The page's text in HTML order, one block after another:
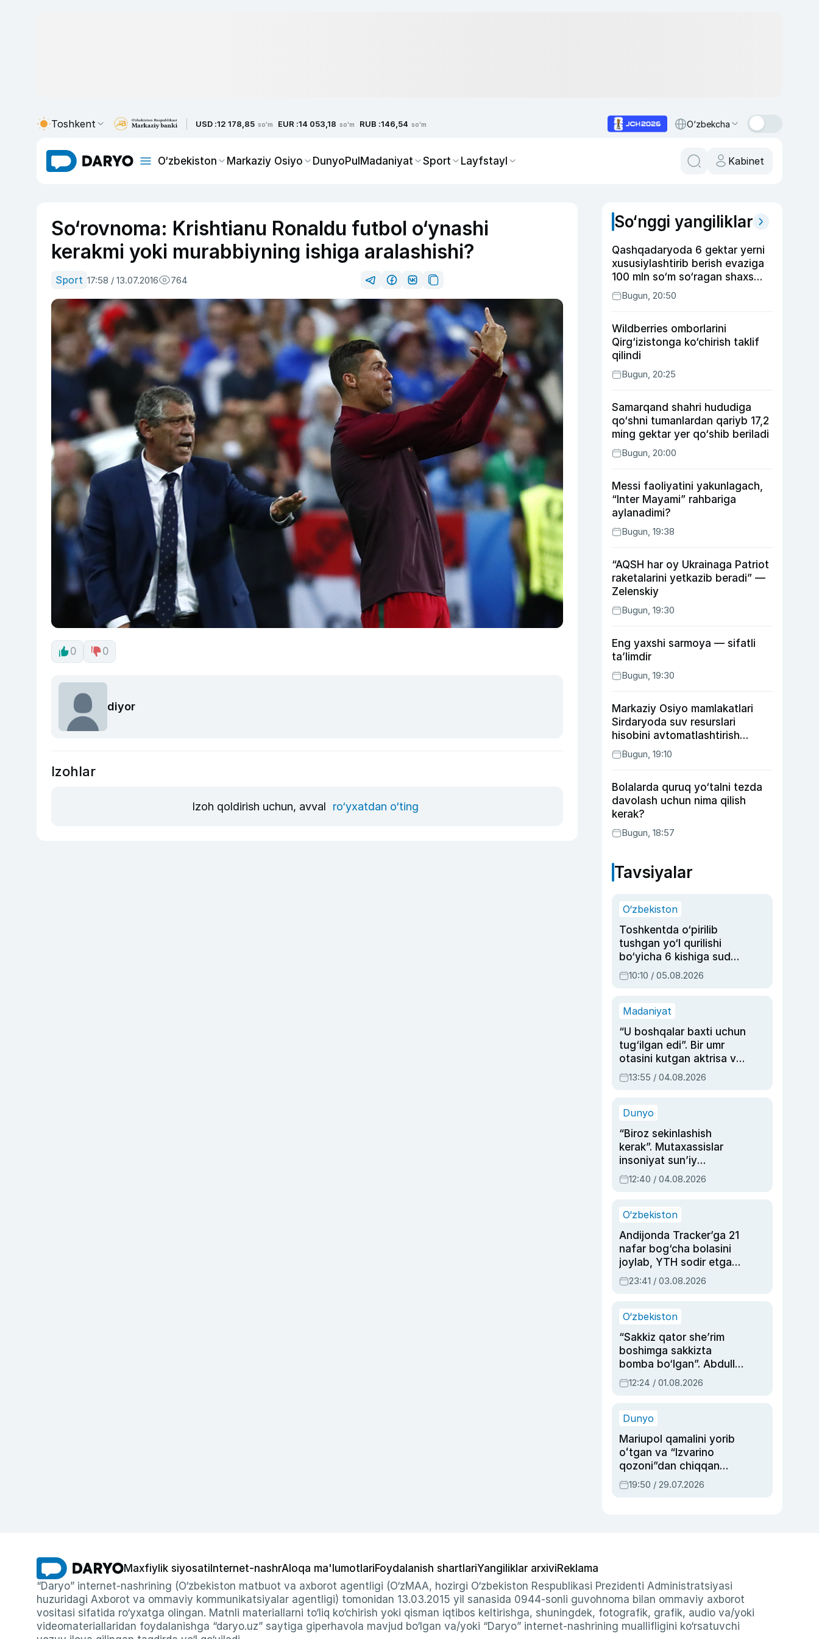
Toshkent USD :12 178,85 so'm EUR :14 053,18 so'm RUB :146,54 so'm O‘zbekcha
O‘zbekiston Markaziy Osiyo DunyoPulMadaniyat Sport Layfstayl Kabinet
So‘rovnoma: Krishtianu Ronaldu futbol o‘ynashi
kerakmi yoki murabbiyning ishiga aralashishi?
Sport 17:58 / 13.07.2016 764
0 0
diyor
Izohlar
Izoh qoldirish uchun, avval ro‘yxatdan o‘ting
So‘nggi yangiliklar
Qashqadaryoda 6 gektar yerni
xususiylashtirib berish evaziga
100 mln so‘m so‘ragan shaxs
ushlandi
Bugun, 20:50
Wildberries omborlarini
Qirg‘izistonga ko‘chirish taklif
qilindi
Bugun, 20:25
Samarqand shahri hududiga
qo‘shni tumanlardan qariyb 17,2
ming gektar yer qo‘shib beriladi
Bugun, 20:00
Messi faoliyatini yakunlagach,
“Inter Mayami” rahbariga
aylanadimi?
Bugun, 19:38
“AQSH har oy Ukrainaga Patriot
raketalarini yetkazib beradi” —
Zelenskiy
Bugun, 19:30
Eng yaxshi sarmoya — sifatli
ta’limdir
Bugun, 19:30
Markaziy Osiyo mamlakatlari
Sirdaryoda suv resurslari
hisobini avtomatlashtirish
rejasini ishlab chiqishni
ma’qulladi
Bugun, 19:10
Bolalarda quruq yo‘talni tezda
davolash uchun nima qilish
kerak?
Bugun, 18:57
Tavsiyalar
O‘zbekiston
Toshkentda o‘pirilib
tushgan yo‘l qurilishi
bo‘yicha 6 kishiga sud
hukmi o‘qildi
10:10 / 05.08.2026
Madaniyat
“U boshqalar baxti uchun
tug‘ilgan edi”. Bir umr
otasini kutgan aktrisa va
dublyaj ustasi Rimma
Ahmedovaning
13:55 / 04.08.2026
Dunyo
“Biroz sekinlashish
kerak”. Mutaxassislar
insoniyat sun’iy
intellektni boshqara
olmay qolishidan xavotir
12:40 / 04.08.2026
O‘zbekiston
Andijonda Tracker’ga 21
nafar bog‘cha bolasini
joylab, YTH sodir etgan
ayolga sud hukmi o‘qildi
23:41 / 03.08.2026
O‘zbekiston
“Sakkiz qator she’rim
boshimga sakkizta
bomba bo‘lgan”. Abdulla
Oripovni siyosiy
ayblovlardan asrab
12:24 / 01.08.2026
Dunyo
Mariupol qamalini yorib
oʻtgan va “Izvarino
qozoni”dan chiqqan
qahramon — Ukraina
armiyasi bosh
19:50 / 29.07.2026
Maxfiylik siyosati Internet-nashrAloqa ma'lumotlariFoydalanish shartlariYangiliklar arxiviReklama
“Daryo” internet-nashrining (O‘zbekiston matbuot va axborot agentligi (O‘zMAA, hozirgi O‘zbekiston Respublikasi Prezidenti Administratsiyasi
huzuridagi Axborot va ommaviy kommunikatsiyalar agentligi) tomonidan 13.03.2015 yil sanasida 0944-sonli guvohnoma bilan ommaviy axborot
vositasi sifatida ro‘yxatga olingan. Matnli materiallarni to‘liq ko‘chirish yoki qisman iqtibos keltirishga, shuningdek, fotografik, grafik, audio va/yoki
videomateriallaridan foydalanishga “daryo.uz” saytiga giperhavola mavjud bo‘lgan va/yoki “Daryo” internet-nashrining muallifligini ko‘rsatuvchi